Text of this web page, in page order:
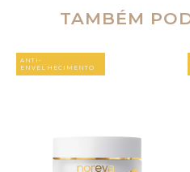
TAMBÉM
ANTI-
ENVELHECIMENTO